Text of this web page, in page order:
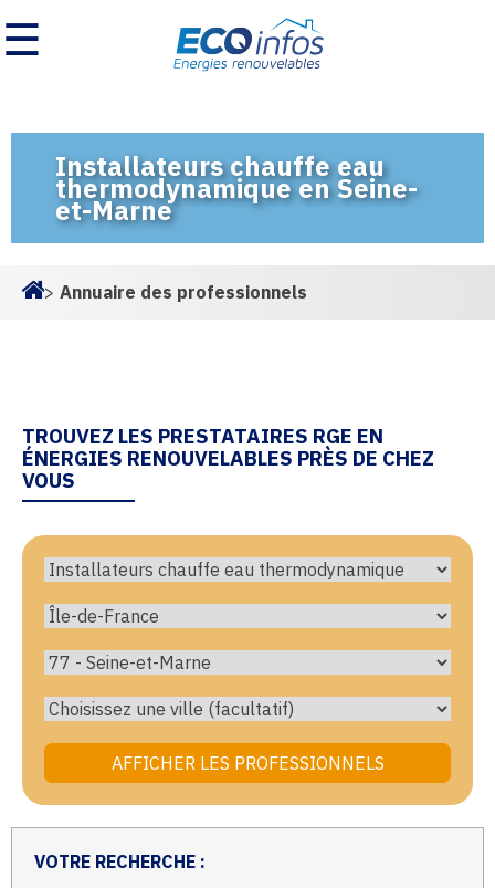
☰
Installateurs chauffe eau
thermodynamique en Seine-
et-Marne
> Annuaire des professionnels
TROUVEZ LES PRESTATAIRES RGE EN
ÉNERGIES RENOUVELABLES PRÈS DE CHEZ
VOUS
VOTRE RECHERCHE :